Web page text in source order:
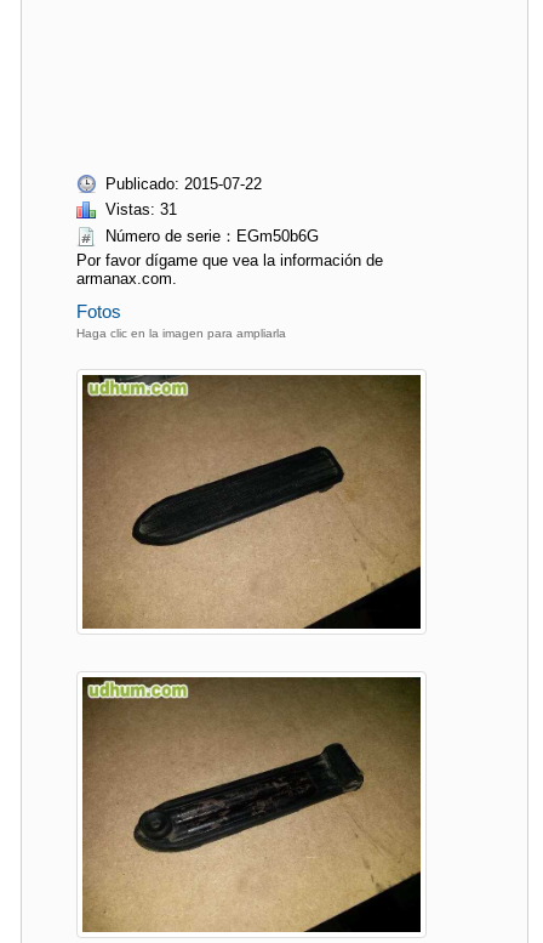
Publicado: 2015-07-22
Vistas: 31
Número de serie：EGm50b6G
Por favor dígame que vea la información de
armanax.com.
Fotos
Haga clic en la imagen para ampliarla